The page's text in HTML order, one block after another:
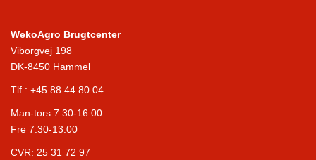
WekoAgro Brugtcenter
Viborgvej 198
DK-8450 Hammel
Tlf.: +45 88 44 80 04
Man-tors 7.30-16.00
Fre 7.30-13.00
CVR: 25 31 72 97